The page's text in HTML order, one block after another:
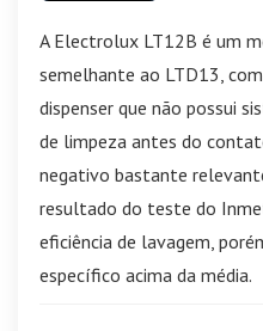
A Electrolux LT12B é um
semelhante ao LTD13,
dispenser que não possui
de limpeza antes do
negativo bastante
resultado do teste do
eficiência de lavagem,
específico acima da média.